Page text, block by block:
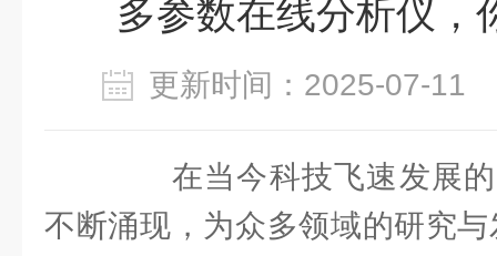
多参数在线分析仪，
更新时间：2025-07-
在当今科技飞速发展的
不断涌现，为众多领域的研究